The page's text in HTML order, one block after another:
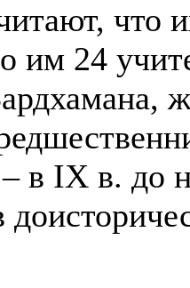
что
им 24
в IX в. до